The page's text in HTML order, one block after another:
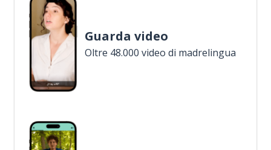
Guarda video
Oltre 48.000 video di madrelingua